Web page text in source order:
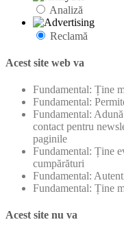
Analiză
Reclamă
Acest site web va
Fundamental: Ține
Fundamental:
Fundamental:
contact pentru
paginile
Fundamental: Ține
cumpărături
Fundamental:
Fundamental: Ține
Acest site nu va